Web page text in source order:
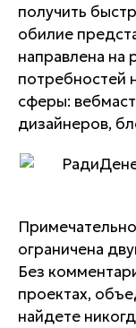
получить
обилие
направлена на
потребностей
сферы:
дизайнеров,
ограничена
Без
проектах,
найдете